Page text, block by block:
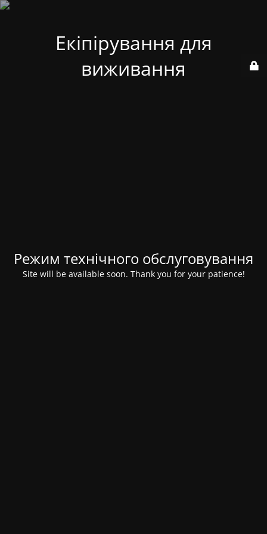
Екіпірування для
виживання
Режим технічного обслуговування
Site will be available soon. Thank you for your patience!